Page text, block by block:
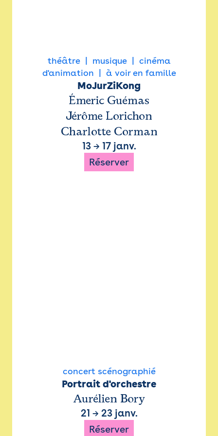
théâtre musique
cinéma
d'animation
à voir en famille
MoJurZiKong
Émeric Guémas
Jérôme Lorichon
Charlotte Corman
13→ 17 janv.
Réserver
concert scénographié
Portrait d'orchestre
Aurélien Bory
21 → 23 janv.
Réserver